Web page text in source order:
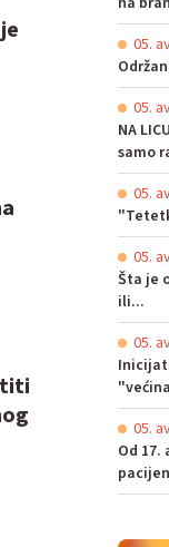
05.
05.
NA
samo
05.
05.
Šta je
ili...
05.
05.
Od 17.